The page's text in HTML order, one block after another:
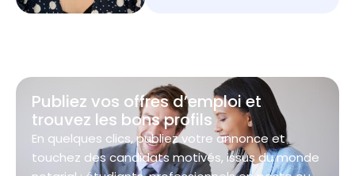
Publiez vos offres d’emploi et
trouvez les bons profils
En quelques clics, publiez votre annonce et
touchez des candidats motivés, issus du monde